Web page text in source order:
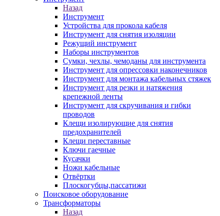
Назад
Инструмент
Устройства для прокола кабеля
Инструмент для снятия изоляции
Режущий инструмент
Наборы инструментов
Сумки, чехлы, чемоданы для инструмента
Инструмент для опрессовки наконечников
Инструмент для монтажа кабельных стяжек
Инструмент для резки и натяжения
крепежной ленты
Инструмент для скручивания и гибки
проводов
Клещи изолирующие для снятия
предохранителей
Клещи переставные
Ключи гаечные
Кусачки
Ножи кабельные
Отвёртки
Плоскогубцы,пассатижи
Поисковое оборудование
Трансформаторы
Назад